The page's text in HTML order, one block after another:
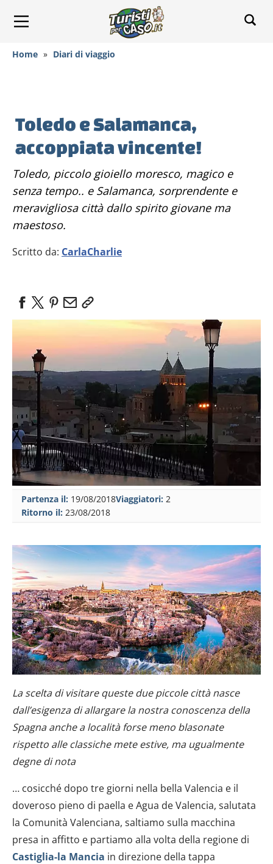
Home » Diari di viaggio
Toledo e Salamanca,
accoppiata vincente!
Toledo, piccolo gioiello moresco, magico e
senza tempo.. e Salamanca, sorprendente e
meravigliosa città dallo spirito giovane ma
maestoso.
Scritto da: CarlaCharlie
Partenza il: 19/08/2018
Ritorno il: 23/08/2018
Viaggiatori: 2
La scelta di visitare queste due piccole città nasce
dall’esigenza di allargare la nostra conoscenza della
Spagna anche a località forse meno blasonate
rispetto alle classiche mete estive, ma ugualmente
degne di nota
… cosicché dopo tre giorni nella bella Valencia e il
doveroso pieno di paella e Agua de Valencia, salutata
la Comunità Valenciana, saltiamo sulla macchina
presa in affitto e partiamo alla volta della regione di
Castiglia-la Mancia in direzione della tappa